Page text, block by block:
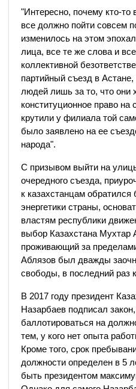
"Интересно, почему кто-то
все должно пойти совсем
изменилось на этом
лица, все те же слова и
коллективной
партийный съезд в
людей лишь за то, что они
конституционное право на
крутили у филиала той
было заявлено на ее
народа".
С призывом выйти на
очередного съезда,
к казахстанцам
энергетики страны,
властям республики
выбор Казахстана Мухтар
проживающий за
Аблязов был дважды
свободы, в последний раз
В 2017 году президент
Назарбаев подписал
баллотироваться на
тем, у кого нет опыта
Кроме того, срок
должности определен в 5
быть президентом